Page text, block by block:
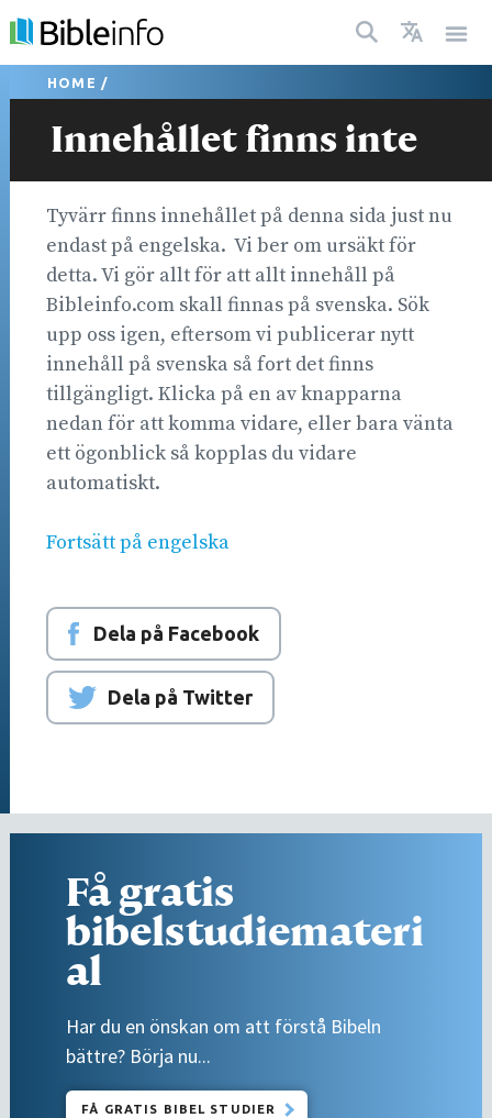
HOME /
Innehållet finns inte
Tyvärr finns innehållet på denna sida just nu
endast på engelska. Vi ber om ursäkt för
detta. Vi gör allt för att allt innehåll på
Bibleinfo.com skall finnas på svenska. Sök
upp oss igen, eftersom vi publicerar nytt
innehåll på svenska så fort det finns
tillgängligt. Klicka på en av knapparna
nedan för att komma vidare, eller bara vänta
ett ögonblick så kopplas du vidare
automatiskt.
Fortsätt på engelska
Dela på Facebook
Dela på Twitter
Få gratis
bibelstudiemateri
al
Har du en önskan om att förstå Bibeln
bättre? Börja nu...
FÅ GRATIS BIBEL STUDIER